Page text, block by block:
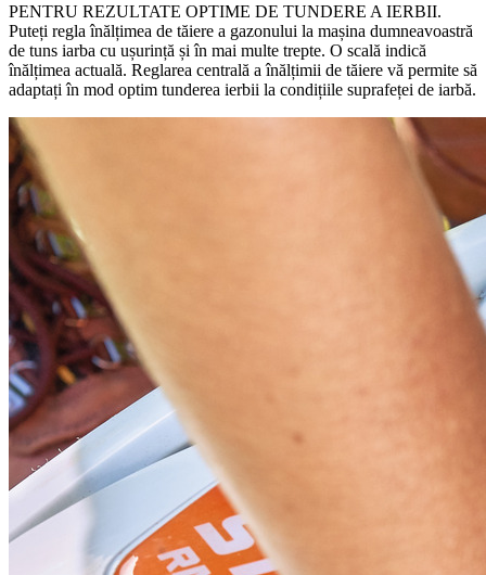
PENTRU REZULTATE OPTIME DE TUNDERE A IERBII.
Puteți regla înălțimea de tăiere a gazonului la mașina dumneavoastră
de tuns iarba cu ușurință și în mai multe trepte. O scală indică
înălțimea actuală. Reglarea centrală a înălțimii de tăiere vă permite să
adaptați în mod optim tunderea ierbii la condițiile suprafeței de iarbă.